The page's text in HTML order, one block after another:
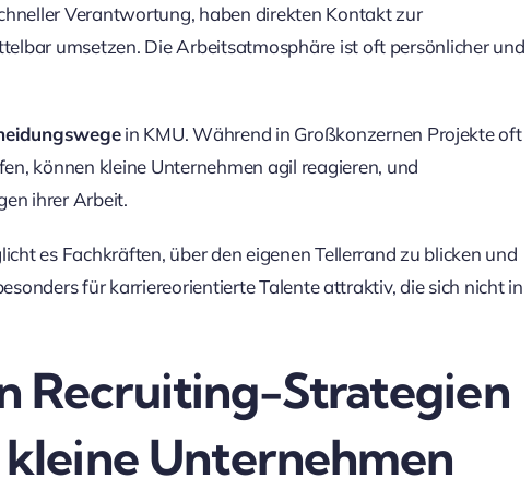
Verantwortung, haben direkten Kontakt zur
umsetzen. Die Arbeitsatmosphäre ist oft persönlicher und
in KMU. Während in Großkonzernen Projekte oft
können kleine Unternehmen agil reagieren, und
ihrer Arbeit.
es Fachkräften, über den eigenen Tellerrand zu blicken und
für karriereorientierte Talente attraktiv, die sich nicht in
Recruiting-Strategien
Unternehmen